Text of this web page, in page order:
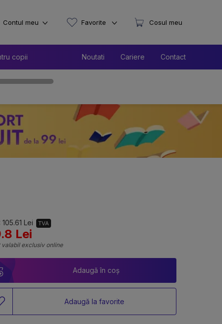
copii Noutati Cariere Contact
Contul meu Favorite Cosul meu
105.61 Lei TVA
Lei
valabil exclusiv online
Adaugă în coș
Adaugă la favorite